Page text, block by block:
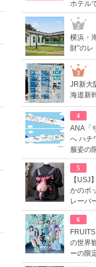
ホテル
2
横浜・
財”の
3
JR新大
海道新
4
ANA「
へ ハチ
服姿の
5
【USJ
かのポ
レーバ
6
の世界
ーの限